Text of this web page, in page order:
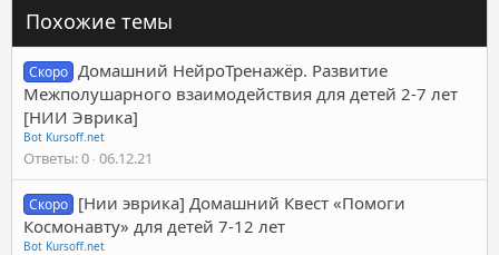
Похожие темы
Скоро Домашний НейроТренажёр. Развитие
Межполушарного взаимодействия для детей 2-7 лет
[НИИ Эврика]
Bot Kursoff.net
Ответы 0 06.12.21
Скоро [Нии эврика] Домашний Квест «Помоги
Космонавту» для детей 7-12 лет
Bot Kursoff.net